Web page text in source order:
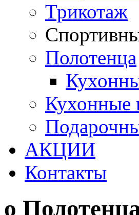
Трикотаж
Полотенца
Кухонные
АКЦИИ
Контакты
о